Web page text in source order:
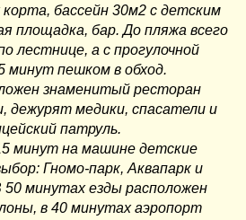
бассейн 30м2 с детским
площадка, бар. До пляжа всего
лестнице, а с прогулочной
минут пешком в обход.
знаменитый ресторан
дежурят медики, спасатели и
патруль.
минут на машине детские
Гномо-парк, Аквапарк и
50 минутах езды расположен
, в 40 минутах аэропорт